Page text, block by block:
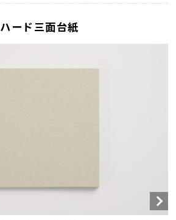
ハード三面台紙